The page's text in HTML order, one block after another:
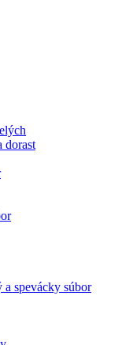
dorast
spevácky súbor